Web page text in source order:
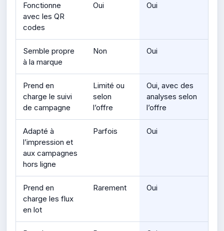
Fonctionne
avec les QR
codes
Oui Oui
Semble propre
à la marque
Non Oui
Prend en
charge le suivi
de campagne
Limité ou
selon
l’offre
Oui, avec des
analyses selon
l’offre
Adapté à
l’impression et
aux campagnes
hors ligne
Parfois Oui
Prend en
charge les flux
en lot
Rarement Oui